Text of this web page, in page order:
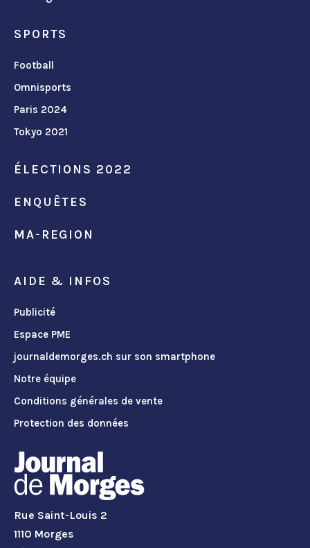
SPORTS
Football
Omnisports
Paris 2024
Tokyo 2021
ÉLECTIONS 2022
ENQUÊTES
MA-REGION
AIDE & INFOS
Publicité
Espace PME
journaldemorges.ch sur son smartphone
Notre équipe
Conditions générales de vente
Protection des données
Rue Saint-Louis 2
1110 Morges